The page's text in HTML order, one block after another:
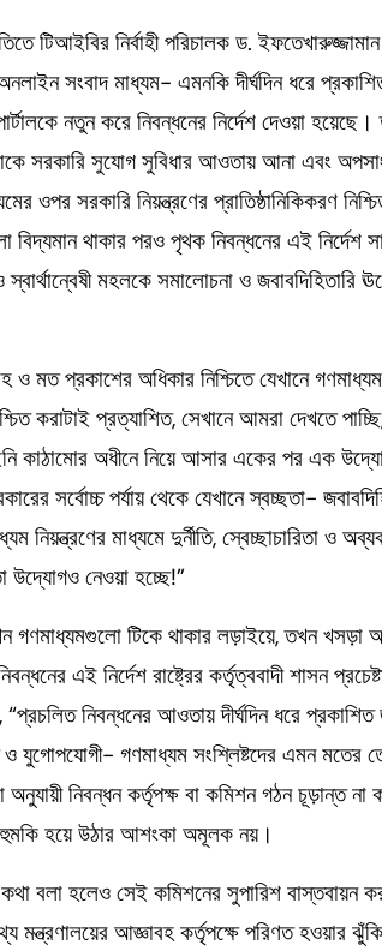
টিআইবির নির্বাহী পরিচালক ড.
সংবাদ মাধ্যম- এমনকি দীর্ঘদিন ধরে
নতুন করে নিবন্ধনের নির্দেশ দেওয়া
সরকারি সুযোগ সুবিধার আওতায় আনা এবং
ওপর সরকারি নিয়ন্ত্রণের প্রাতিষ্ঠানিকিকরণ
বিদ্যমান থাকার পরও পৃথক নিবন্ধনের এই নির্দেশ
মহলকে সমালোচনা ও জবাবদিহিতারি
ও মত প্রকাশের অধিকার নিশ্চিতে যেখানে
করাটাই প্রত্যাশিত, সেখানে আমরা দেখতে
কাঠামোর অধীনে নিয়ে আসার একের পর এক
সর্বোচ্চ পর্যায় থেকে যেখানে স্বচ্ছতা-
নিয়ন্ত্রণের মাধ্যমে দুর্নীতি, স্বেচ্ছাচারিতা ও
উদ্যোগও নেওয়া হচ্ছে!”
গণমাধ্যমগুলো টিকে থাকার লড়াইয়ে, তখন খসড়া
এই নির্দেশ রাষ্ট্রের কর্তৃত্ববাদী শাসন
“প্রচলিত নিবন্ধনের আওতায় দীর্ঘদিন ধরে
ও যুগোপযোগী- গণমাধ্যম সংশ্লিষ্টদের এমন মতের
নিবন্ধন কর্তৃপক্ষ বা কমিশন গঠন চূড়ান্ত না
হুমকি হয়ে উঠার আশংকা অমূলক নয়।
বলা হলেও সেই কমিশনের সুপারিশ বাস্তবায়ন
আজ্ঞাবহ কর্তৃপক্ষে পরিণত হওয়ার